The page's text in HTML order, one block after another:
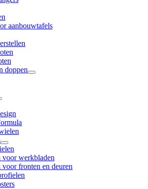
aanbouwtafels
doppen
voor werkbladen
voor fronten en deuren